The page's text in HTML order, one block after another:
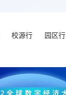
校源行 园区行